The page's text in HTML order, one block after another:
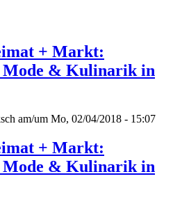
+ Markt:
Mode & Kulinarik in
am/um Mo, 02/04/2018 - 15:07
+ Markt:
Mode & Kulinarik in